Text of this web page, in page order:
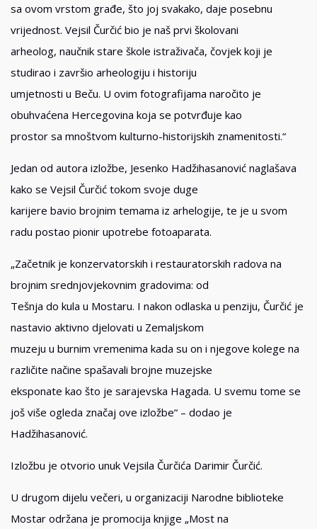
sa ovom vrstom građe, što joj svakako, daje posebnu
vrijednost. Vejsil Čurčić bio je naš prvi školovani
arheolog, naučnik stare škole istraživača, čovjek koji je
studirao i završio arheologiju i historiju
umjetnosti u Beču. U ovim fotografijama naročito je
obuhvaćena Hercegovina koja se potvrđuje kao
prostor sa mnoštvom kulturno-historijskih znamenitosti.“
Jedan od autora izložbe, Jesenko Hadžihasanović naglašava
kako se Vejsil Čurčić tokom svoje duge
karijere bavio brojnim temama iz arhelogije, te je u svom
radu postao pionir upotrebe fotoaparata.
„Začetnik je konzervatorskih i restauratorskih radova na
brojnim srednjovjekovnim gradovima: od
Tešnja do kula u Mostaru. I nakon odlaska u penziju, Čurčić je
nastavio aktivno djelovati u Zemaljskom
muzeju u burnim vremenima kada su on i njegove kolege na
različite načine spašavali brojne muzejske
eksponate kao što je sarajevska Hagada. U svemu tome se
još više ogleda značaj ove izložbe“ – dodao je
Hadžihasanović.
Izložbu je otvorio unuk Vejsila Čurčića Darimir Čurčić.
U drugom dijelu večeri, u organizaciji Narodne biblioteke
Mostar održana je promocija knjige „Most na